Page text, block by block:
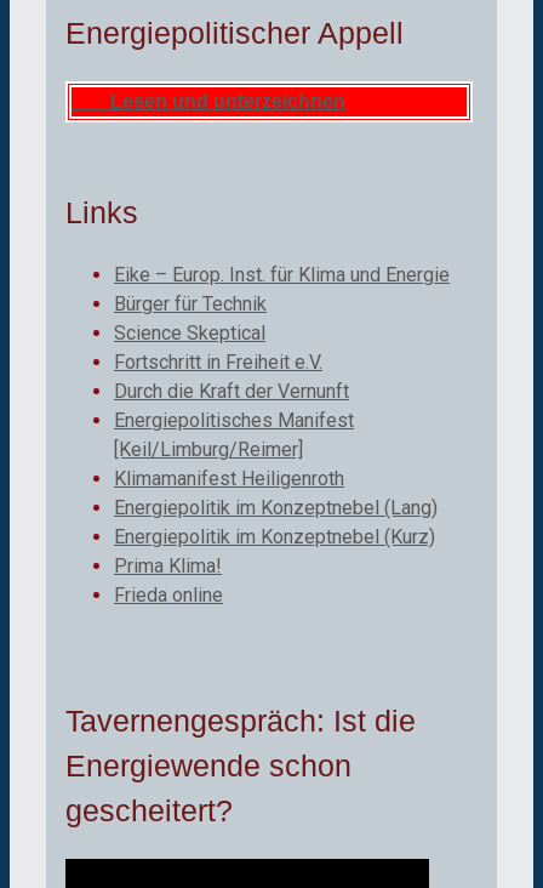
Energiepolitischer Appell
Lesen und unterzeichnen
Links
Eike – Europ. Inst. für Klima und Energie
Bürger für Technik
Science Skeptical
Fortschritt in Freiheit e.V.
Durch die Kraft der Vernunft
Energiepolitisches Manifest
[Keil/Limburg/Reimer]
Klimamanifest Heiligenroth
Energiepolitik im Konzeptnebel (Lang)
Energiepolitik im Konzeptnebel (Kurz)
Prima Klima!
Frieda online
Tavernengespräch: Ist die
Energiewende schon
gescheitert?